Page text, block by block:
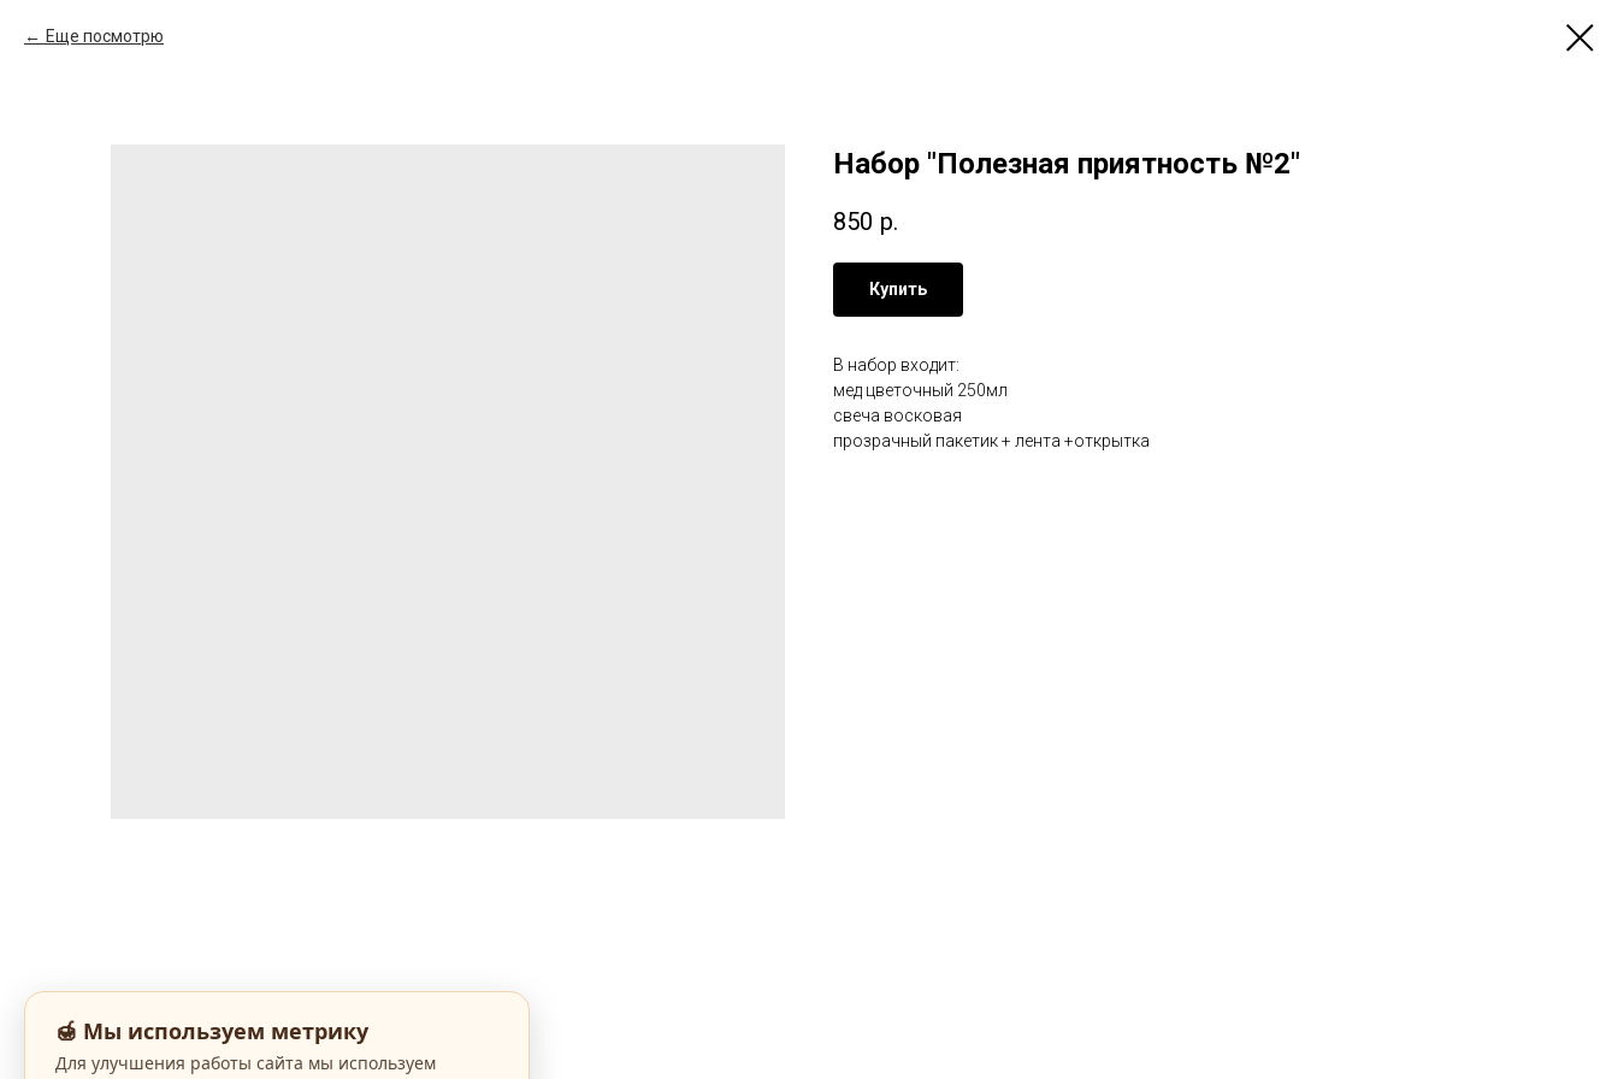
🍯 Мы используем метрику
Для улучшения работы сайта мы используем
Еще посмотрю
Набор "Полезная приятность №2"
850 р.
Купить
В набор входит:
мед цветочный 250мл
свеча восковая
прозрачный пакетик + лента +открытка